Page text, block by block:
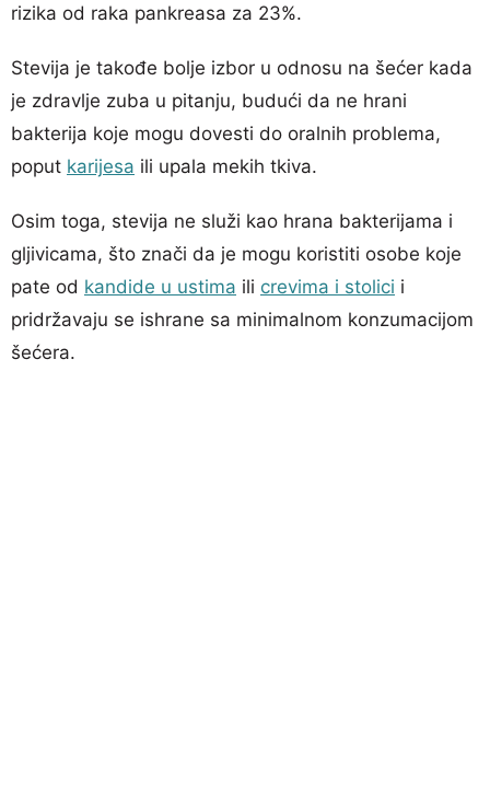
rizika od raka pankreasa za 23%.
Stevija je takođe bolje izbor u odnosu na šećer kada
je zdravlje zuba u pitanju, budući da ne hrani
bakterija koje mogu dovesti do oralnih problema,
poput karijesa ili upala mekih tkiva.
Osim toga, stevija ne služi kao hrana bakterijama i
gljivicama, što znači da je mogu koristiti osobe koje
pate od kandide u ustima ili crevima i stolici i
pridržavaju se ishrane sa minimalnom konzumacijom
šećera.